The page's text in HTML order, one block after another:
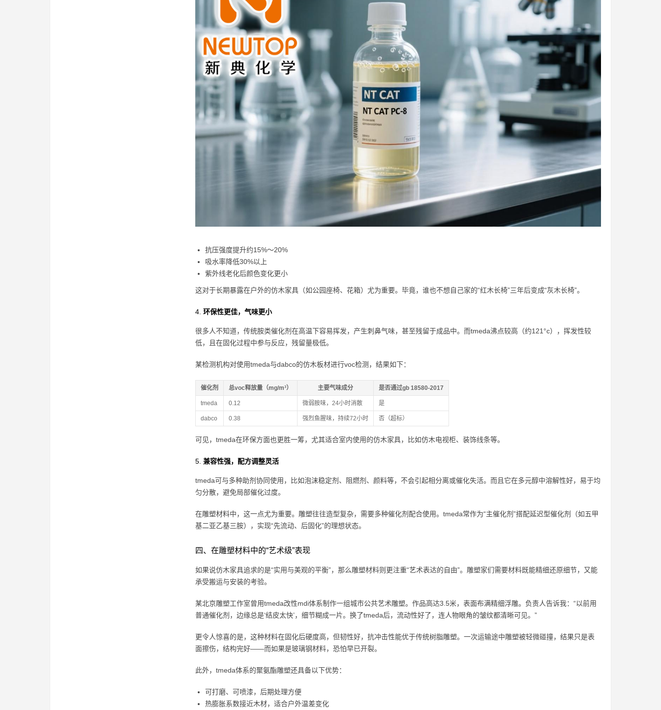
抗压强度提升约15%～20%
吸水率降低30%以上
紫外线老化后颜色变化更小
这对于长期暴露在户外的仿木家具（如公园座椅、花箱）尤为重要。毕竟，谁也不想自己家的“红木长椅”三年后变成“灰木长椅”。
4. 环保性更佳，气味更小
很多人不知道，传统胺类催化剂在高温下容易挥发，产生刺鼻气味，甚至残留于成品中。而tmeda沸点较高（约121°c），挥发性较
低，且在固化过程中参与反应，残留量极低。
某检测机构对使用tmeda与dabco的仿木板材进行voc检测，结果如下：
催化剂 总voc释放量（mg/m³） 主要气味成分 是否通过gb 18580-2017
tmeda 0.12 微弱胺味，24小时消散 是
dabco 0.38 强烈鱼腥味，持续72小时 否（超标）
可见，tmeda在环保方面也更胜一筹，尤其适合室内使用的仿木家具，比如仿木电视柜、装饰线条等。
5. 兼容性强，配方调整灵活
tmeda可与多种助剂协同使用，比如泡沫稳定剂、阻燃剂、颜料等，不会引起相分离或催化失活。而且它在多元醇中溶解性好，易于均
匀分散，避免局部催化过度。
在雕塑材料中，这一点尤为重要。雕塑往往造型复杂，需要多种催化剂配合使用。tmeda常作为“主催化剂”搭配延迟型催化剂（如五甲
基二亚乙基三胺），实现“先流动、后固化”的理想状态。
四、在雕塑材料中的“艺术级”表现
如果说仿木家具追求的是“实用与美观的平衡”，那么雕塑材料则更注重“艺术表达的自由”。雕塑家们需要材料既能精细还原细节，又能
承受搬运与安装的考验。
某北京雕塑工作室曾用tmeda改性mdi体系制作一组城市公共艺术雕塑。作品高达3.5米，表面布满精细浮雕。负责人告诉我：“以前用
普通催化剂，边缘总是‘结皮太快’，细节糊成一片。换了tmeda后，流动性好了，连人物眼角的皱纹都清晰可见。”
更令人惊喜的是，这种材料在固化后硬度高，但韧性好，抗冲击性能优于传统树脂雕塑。一次运输途中雕塑被轻微碰撞，结果只是表
面擦伤，结构完好——而如果是玻璃钢材料，恐怕早已开裂。
此外，tmeda体系的聚氨酯雕塑还具备以下优势：
可打磨、可喷漆，后期处理方便
热膨胀系数接近木材，适合户外温差变化